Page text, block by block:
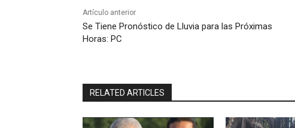
Artículo anterior
Se Tiene Pronóstico de Lluvia para las Próximas
Horas: PC
RELATED ARTICLES